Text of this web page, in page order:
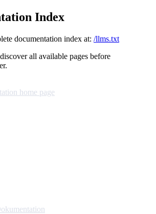
Index
documentation index at: /llms.txt
all available pages before
home page